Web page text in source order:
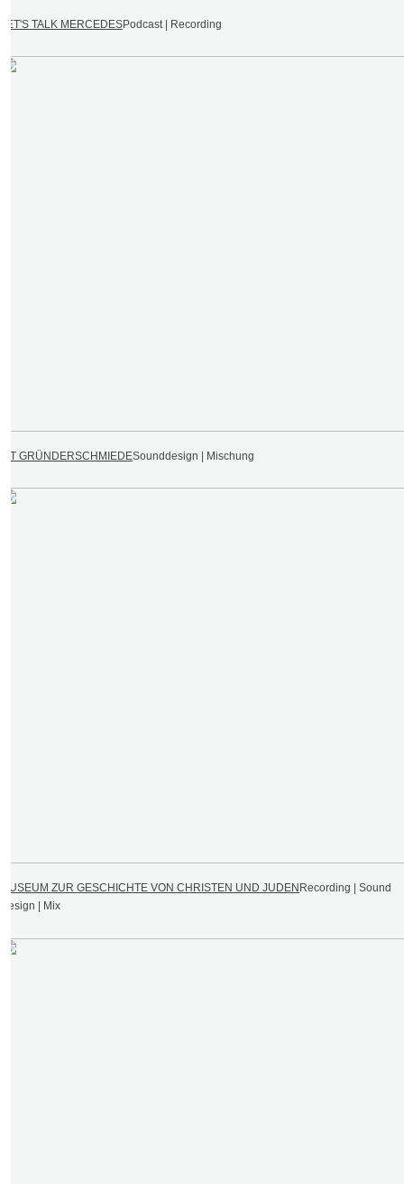
LET'S TALK MERCEDESPodcast | Recording
KIT GRÜNDERSCHMIEDESounddesign | Mischung
MUSEUM ZUR GESCHICHTE VON CHRISTEN UND JUDEN Recording | Sound
Design | Mix